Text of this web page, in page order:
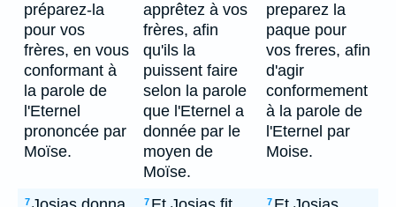
préparez-la
pour vos
frères, en vous
conformant à
la parole de
l'Eternel
prononcée par
Moïse.
apprêtez à vos
frères, afin
qu'ils la
puissent faire
selon la parole
que l'Eternel a
donnée par le
moyen de
Moïse.
preparez la
paque pour
vos freres, afin
d'agir
conformement
à la parole de
l'Eternel par
Moise.
7 7 7